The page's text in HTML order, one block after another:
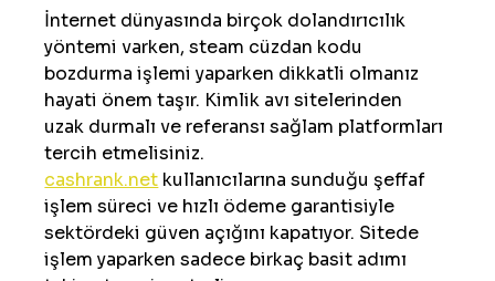
İnternet dünyasında birçok dolandırıcılık
yöntemi varken, steam cüzdan kodu
bozdurma işlemi yaparken dikkatli olmanız
hayati önem taşır. Kimlik avı sitelerinden
uzak durmalı ve referansı sağlam platformları
tercih etmelisiniz.
cashrank.net kullanıcılarına sunduğu şeffaf
işlem süreci ve hızlı ödeme garantisiyle
sektördeki güven açığını kapatıyor. Sitede
işlem yaparken sadece birkaç basit adımı